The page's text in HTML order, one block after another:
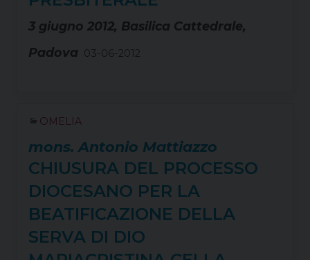
3 giugno 2012, Basilica Cattedrale,
Padova 03-06-2012
OMELIA
mons. Antonio Mattiazzo
CHIUSURA DEL PROCESSO
DIOCESANO PER LA
BEATIFICAZIONE DELLA
SERVA DI DIO